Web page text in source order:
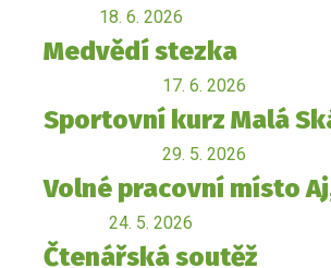
18. 6. 2026
Medvědí stezka
17. 6. 2026
Sportovní kurz Malá
29. 5. 2026
Volné pracovní místo
24. 5. 2026
Čtenářská soutěž